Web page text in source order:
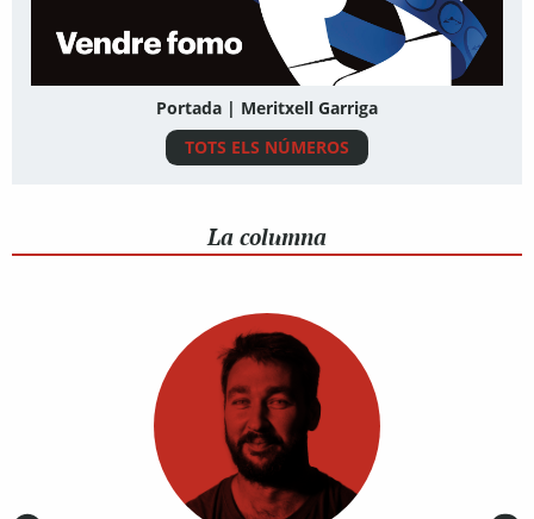
Portada | Meritxell Garriga
TOTS ELS NÚMEROS
La columna